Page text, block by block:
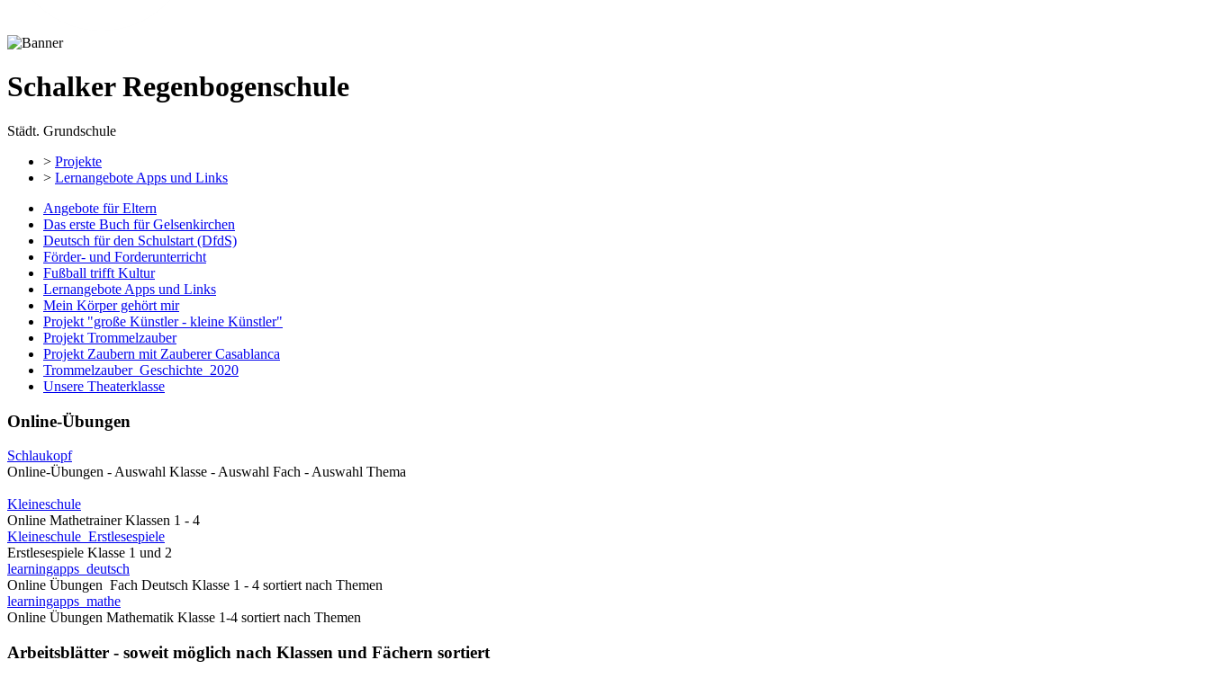
Schalker Regenbogenschule
Städt. Grundschule
> Projekte
> Lernangebote Apps und Links
Angebote für Eltern
Das erste Buch für Gelsenkirchen
Deutsch für den Schulstart (DfdS)
Förder- und Forderunterricht
Fußball trifft Kultur
Lernangebote Apps und Links
Mein Körper gehört mir
Projekt "große Künstler - kleine Künstler"
Projekt Trommelzauber
Projekt Zaubern mit Zauberer Casablanca
Trommelzauber_Geschichte_2020
Unsere Theaterklasse
Online-Übungen
Schlaukopf
Online-Übungen - Auswahl Klasse - Auswahl Fach - Auswahl Thema
Kleineschule
Online Mathetrainer Klassen 1 - 4
Kleineschule_Erstlesespiele
Erstlesespiele Klasse 1 und 2
learningapps_deutsch
Online Übungen Fach Deutsch Klasse 1 - 4 sortiert nach Themen
learningapps_mathe
Online Übungen Mathematik Klasse 1-4 sortiert nach Themen
Arbeitsblätter - soweit möglich nach Klassen und Fächern sortiert